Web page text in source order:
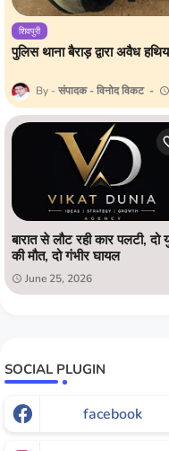
शिवपुरी
पुलिस थाना बैराड़ द्वारा अवैध
संपादक - विनोद विकट
बारात से लौट रही कार पलटी, दो
की मौत, दो गंभीर घायल
June 25, 2026
SOCIAL PLUGIN
facebook